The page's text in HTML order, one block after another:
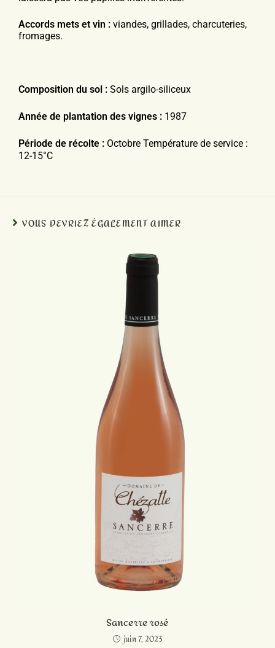
Accords mets et vin : viandes, grillades, charcuteries,
fromages.
Composition du sol : Sols argilo-siliceux
Année de plantation des vignes : 1987
Période de récolte : Octobre Température de service :
12-15°C
VOUS DEVRIEZ ÉGALEMENT AIMER
Sancerre rosé
juin 7, 2023